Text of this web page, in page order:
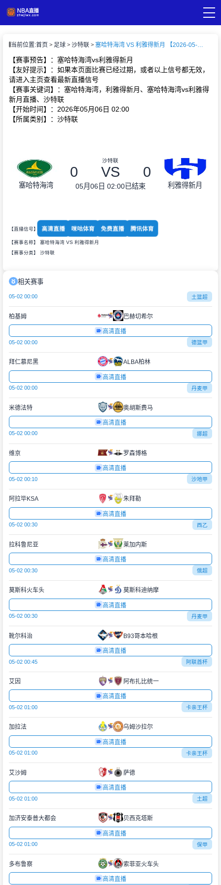
播
闻
当前位置:首页 足球 沙特联 塞哈特海湾 VS 利雅得新月 【2026-05-06 02:00:00】
【赛事预告】：塞哈特海湾vs利雅得新月
【友好提示】：如果本页面比赛已经过期，或者以上信号都无效，
请进入主页查看最新直播信号
【赛事关键词】：塞哈特海湾，利雅得新月、塞哈特海湾vs利雅得
新月直播、沙特联
【开始时间】：2026年05月06日 02:00
【所属类别】：沙特联
塞哈特海湾
沙特联
0 VS 0
05月06日 02:00已结束 利雅得新月
【直播信号】 高清直播 咪咕体育 免费直播 腾讯体育
【赛事名称】 塞哈特海湾 VS 利雅得新月
【赛事分类】 沙特联
相关赛事
05-02 00:00 土篮超
柏基姆 巴赫切希尔
高清直播
05-02 00:00 德篮甲
拜仁慕尼黑 ALBA柏林
高清直播
05-02 00:00 丹麦甲
米德法特 奥胡斯费马
高清直播
05-02 00:00 挪超
维京 罗森博格
高清直播
05-02 00:10 沙地甲
阿拉毕KSA 朱拜勒
高清直播
05-02 00:30 西乙
拉科鲁尼亚 莱加内斯
高清直播
05-02 00:30 俄超
莫斯科火车头 莫斯科迪纳摩
高清直播
05-02 00:30 丹麦甲
靴尔科治 B93哥本哈根
高清直播
05-02 00:45 阿联酋杯
艾因 阿布扎比统一
高清直播
05-02 01:00 卡亲王杯
加拉法 乌姆沙拉尔
高清直播
05-02 01:00 卡亲王杯
艾沙姆 萨德
高清直播
05-02 01:00 土超
加济安泰普大都会 贝西克塔斯
高清直播
05-02 01:00 保甲
多布鲁察 索菲亚火车头
高清直播